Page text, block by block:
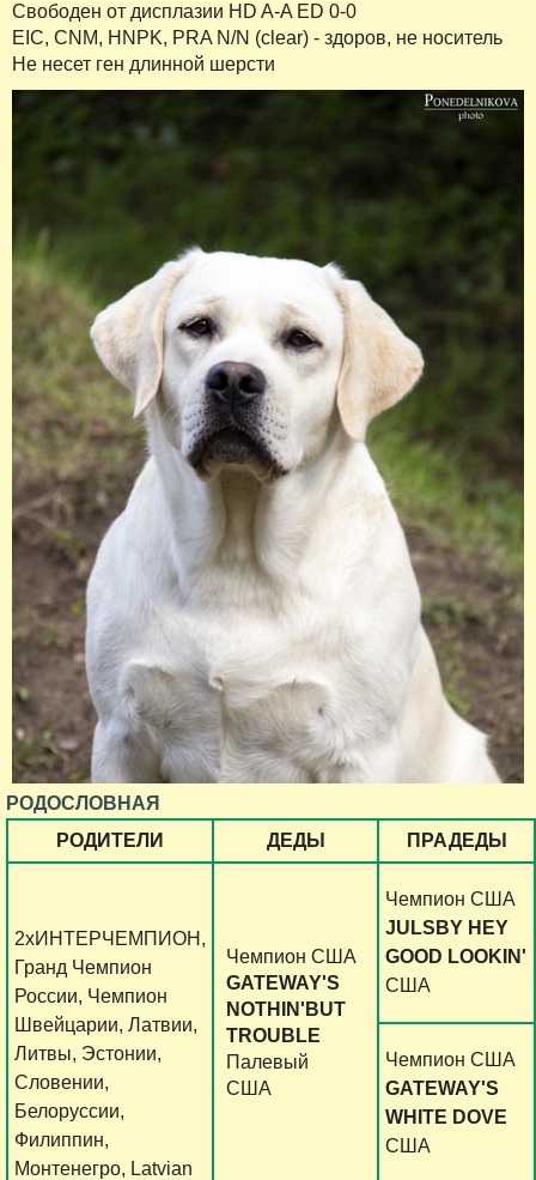
Свободен от дисплазии HD A-A ED 0-0
EIC, CNM, HNPK, PRA N/N (clear) - здоров, не носитель
Не несет ген длинной шерсти
РОДОСЛОВНАЯ
РОДИТЕЛИ
ДЕДЫ ПРАДЕДЫ
2xИНТЕРЧЕМПИОН,
Гранд Чемпион
России, Чемпион
Швейцарии, Латвии,
Литвы, Эстонии,
Словении,
Белоруссии,
Филиппин,
Монтенегро, Latvian
Чемпион США
GATEWAY'S
NOTHIN'BUT
TROUBLE
Палевый
США
Чемпион США
JULSBY HEY
GOOD LOOKIN'
США
Чемпион США
GATEWAY'S
WHITE DOVE
США